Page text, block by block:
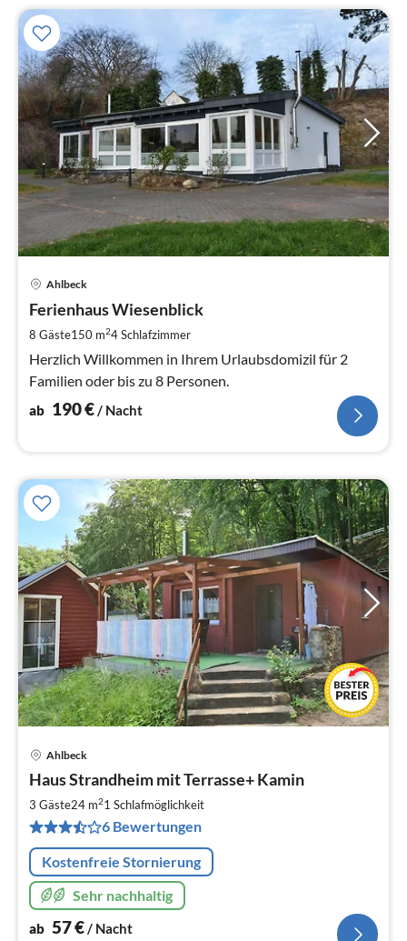
Ahlbeck
Ferienhaus Wiesenblick
8 Gäste150 m24Schlafzimmer
Herzlich Willkommen in Ihrem Urlaubsdomizil für 2
Familien oder bis zu 8 Personen.
ab 190€/ Nacht
Ahlbeck
Haus Strandheim mit Terrasse+ Kamin
3 Gäste24 m21 Schlafmöglichkeit
6 Bewertungen
Kostenfreie Stornierung
Sehr nachhaltig
ab 57€/ Nacht